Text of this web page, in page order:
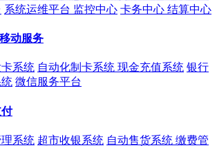
系统运维平台 监控中心 卡务中心 结算中心
动服务
系统 自动化制卡系统 现金充值系统 银行
微信服务平台
系统 超市收银系统 自动售货系统 缴费管